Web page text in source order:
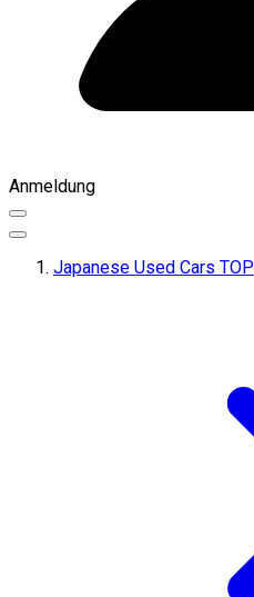
Anmeldung
Japanese Used Cars TOP